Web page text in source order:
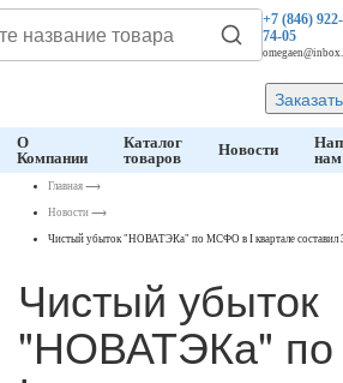
+7 (846)922-
74-05
О
Компании
Каталог
товаров
Новости
нам
Главная ⟶
Новости ⟶
Чистый убыток "НОВАТЭКа" по МСФО в I квартале составил
Чистый убыток
"НОВАТЭКа"